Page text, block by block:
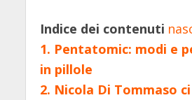
Indice dei contenuti
1. Pentatomic: modi e
in pillole
2. Nicola Di Tommaso